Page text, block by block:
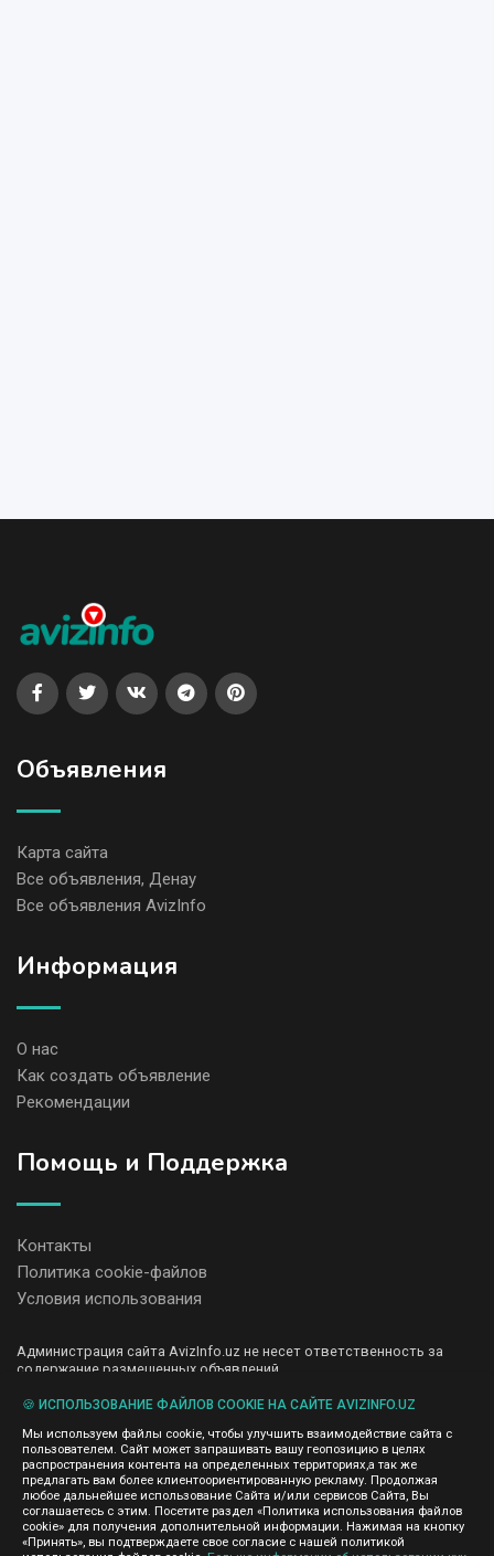
Объявления
Карта сайта
Все объявления, Денау
Все объявления AvizInfo
Информация
О нас
Как создать объявление
Рекомендации
Помощь и Поддержка
Контакты
Политика cookie-файлов
Условия использования
Администрация сайта AvizInfo.uz не несет ответственность за
содержание размещенных объявлений.
передаем и не продаем личную информацию зарегистрированных
правила конфиденциальности сайтов на которые ссылается
AvizInfo.uz. На некоторых страницах нашего сайта представлена
реклама Google Adsense Advertising Network. Чтобы узнать
подробней о правилах конфиденциальности Google нажмите тут
🍪 ИСПОЛЬЗОВАНИЕ ФАЙЛОВ COOKIE НА САЙТЕ AVIZINFO.UZ
Мы используем файлы cookie, чтобы улучшить взаимодействие сайта с
пользователем. Сайт может запрашивать вашу геопозицию в целях
распространения контента на определенных территориях,а так же
предлагать вам более клиентоориентированную рекламу. Продолжая
любое дальнейшее использование Сайта и/или сервисов Сайта, Вы
соглашаетесь с этим. Посетите раздел «Политика использования файлов
cookie» для получения дополнительной информации. Нажимая на кнопку
«Принять», вы подтверждаете свое согласие с нашей политикой